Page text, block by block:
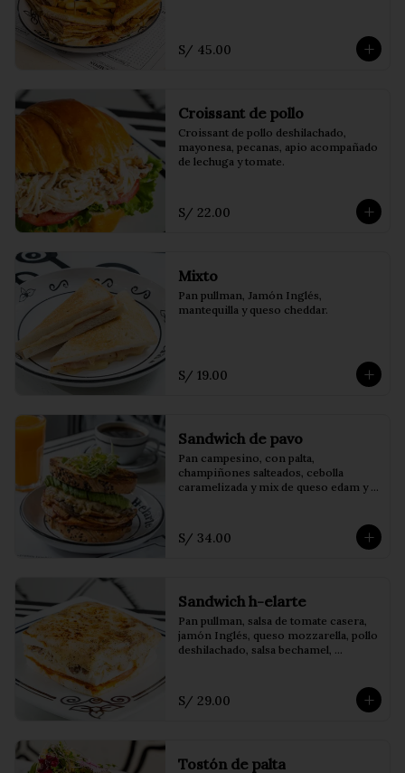
S/ 45.00
Croissant de pollo
Croissant de pollo deshilachado,
mayonesa, pecanas, apio acompañado
de lechuga y tomate.
S/ 22.00
Mixto
Pan pullman, Jamón Inglés,
mantequilla y queso cheddar.
S/ 19.00
Sandwich de pavo
Pan campesino, con palta,
champiñones salteados, cebolla
caramelizada y mix de queso edam y
S/ 34.00
Sandwich h-elarte
Pan pullman, salsa de tomate casera,
jamón Inglés, queso mozzarella, pollo
deshilachado, salsa bechamel,
S/ 29.00
Tostón de palta